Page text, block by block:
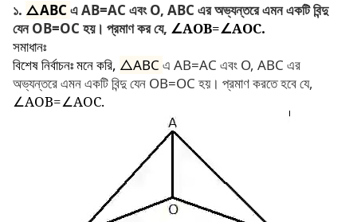
১. △ABC এ AB=AC এবং O, ABC এর অভ্যন্তরে এমন একটি বিন্দু
যেন OB=OC হয়। প্রমাণ কর যে, ∠AOB=∠AOC.
সমাধানঃ
বিশেষ নির্বাচনঃ মনে করি, △ABC এ AB=AC এবং O, ABC এর
অভ্যন্তরে এমন একটি বিন্দু যেন OB=OC হয়। প্রমাণ করতে হবে যে,
∠AOB=∠AOC.